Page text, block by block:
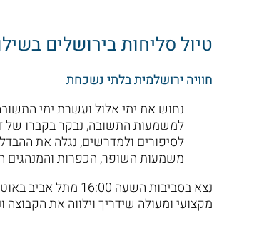
טיול סליחות בירושלים
חוויה ירושלמית בלתי נשכחת
נחוש את ימי אלול ועשרת ימי
למשמעות התשובה, נבקר בקברו של
לסיפורים ולמדרשים, נגלה את
משמעות השופר, הכפרות והמנהגים
נצא בסביבות השעה
מקצועי ומעולה שידריך וילווה את